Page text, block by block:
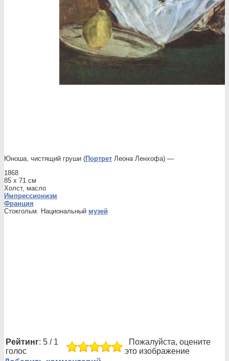
Юноша, чистящий груши (Портрет Леона Ленхофа) —
1868
85 x 71 см
Холст, масло
Импрессионизм
Франция
Стокгольм. Национальный музей
Рейтинг: 5 / 1
голос
Пожалуйста, оцените
это изображение